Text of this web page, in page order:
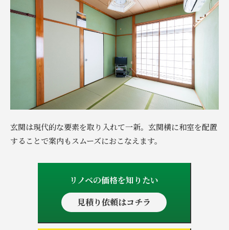
玄関は現代的な要素を取り入れて一新。玄関横に和室を配置
することで案内もスムーズにおこなえます。
リノベの価格を知りたい
見積り依頼はコチラ